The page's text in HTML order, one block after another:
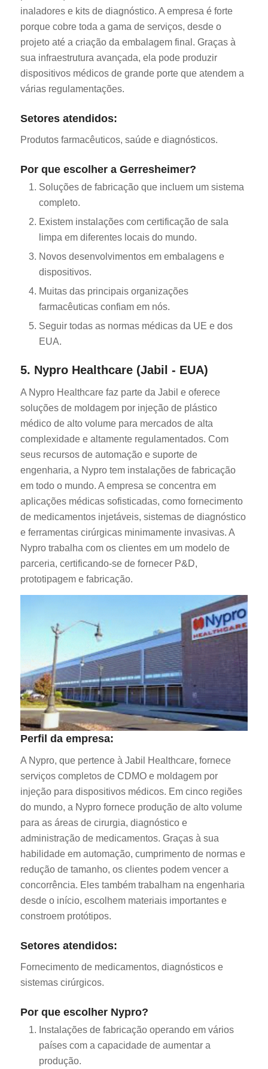
inaladores e kits de diagnóstico. A empresa é forte
porque cobre toda a gama de serviços, desde o
projeto até a criação da embalagem final. Graças à
sua infraestrutura avançada, ela pode produzir
dispositivos médicos de grande porte que atendem a
várias regulamentações.
Setores atendidos:
Produtos farmacêuticos, saúde e diagnósticos.
Por que escolher a Gerresheimer?
Soluções de fabricação que incluem um sistema
completo.
Existem instalações com certificação de sala
limpa em diferentes locais do mundo.
Novos desenvolvimentos em embalagens e
dispositivos.
Muitas das principais organizações
farmacêuticas confiam em nós.
Seguir todas as normas médicas da UE e dos
EUA.
5. Nypro Healthcare (Jabil - EUA)
A Nypro Healthcare faz parte da Jabil e oferece
soluções de moldagem por injeção de plástico
médico de alto volume para mercados de alta
complexidade e altamente regulamentados. Com
seus recursos de automação e suporte de
engenharia, a Nypro tem instalações de fabricação
em todo o mundo. A empresa se concentra em
aplicações médicas sofisticadas, como fornecimento
de medicamentos injetáveis, sistemas de diagnóstico
e ferramentas cirúrgicas minimamente invasivas. A
Nypro trabalha com os clientes em um modelo de
parceria, certificando-se de fornecer P&D,
prototipagem e fabricação.
Perfil da empresa:
A Nypro, que pertence à Jabil Healthcare, fornece
serviços completos de CDMO e moldagem por
injeção para dispositivos médicos. Em cinco regiões
do mundo, a Nypro fornece produção de alto volume
para as áreas de cirurgia, diagnóstico e
administração de medicamentos. Graças à sua
habilidade em automação, cumprimento de normas e
redução de tamanho, os clientes podem vencer a
concorrência. Eles também trabalham na engenharia
desde o início, escolhem materiais importantes e
constroem protótipos.
Setores atendidos:
Fornecimento de medicamentos, diagnósticos e
sistemas cirúrgicos.
Por que escolher Nypro?
Instalações de fabricação operando em vários
países com a capacidade de aumentar a
produção.